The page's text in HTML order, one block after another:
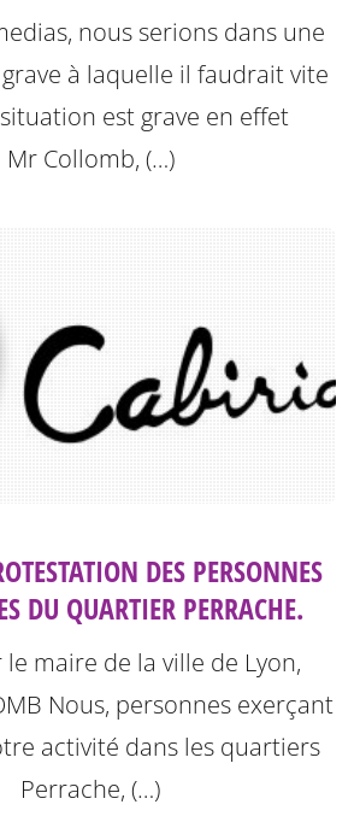
nous serions dans une
à laquelle il faudrait vite
est grave en effet
Mr Collomb, (…)
DES PERSONNES
DU QUARTIER PERRACHE.
maire de la ville de Lyon,
Nous, personnes exerçant
activité dans les quartiers
Perrache, (…)